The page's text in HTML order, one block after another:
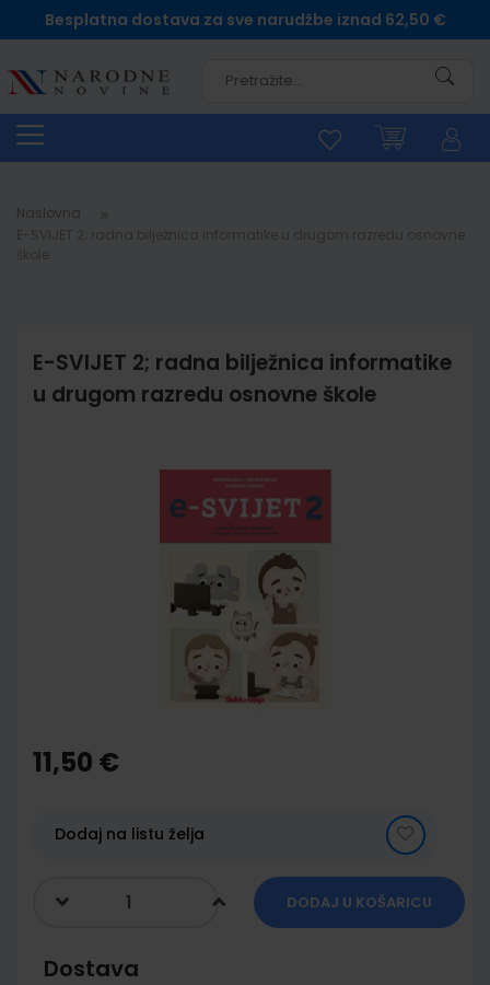
Besplatna dostava za sve narudžbe iznad 62,50 €
Naslovna
E-SVIJET 2; radna bilježnica informatike
u drugom razredu osnovne škole
the
beginning
gallery
11,50 €
Dodaj na listu želja
DODAJ U KOŠARICU
Dostava